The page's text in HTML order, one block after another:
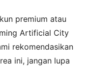
premium atau
Artificial City
rekomendasikan
ini, jangan lupa